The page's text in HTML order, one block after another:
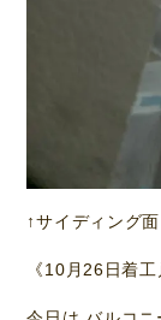
↑サイディング
《10月26日着